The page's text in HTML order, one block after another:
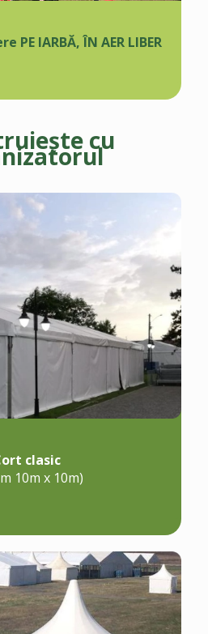
PE IARBĂ, ÎN AER LIBER
cu
clasic
10m x 10m)